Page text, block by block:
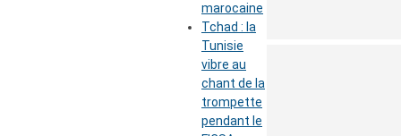
marocaine
Tchad : la
Tunisie
vibre au
chant de la
trompette
pendant le